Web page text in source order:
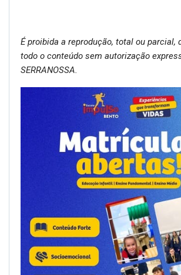
É proibida a reprodução, total ou parcial,
todo o conteúdo sem autorização
SERRANOSSA.